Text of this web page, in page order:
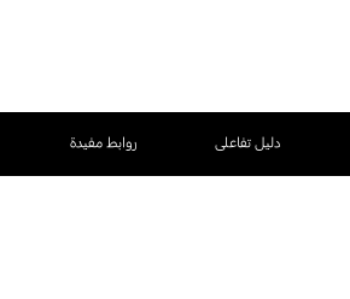
دليل تفاعلى روابط مفيدة